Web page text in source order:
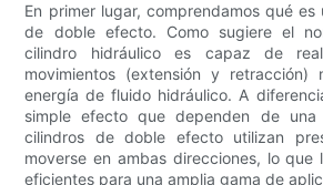
En primer lugar, comprendamos qué
de doble efecto. Como sugiere el
cilindro hidráulico es capaz de
movimientos (extensión y
energía de fluido hidráulico. A
simple efecto que dependen de
cilindros de doble efecto utilizan
moverse en ambas direcciones, lo que
eficientes para una amplia gama de